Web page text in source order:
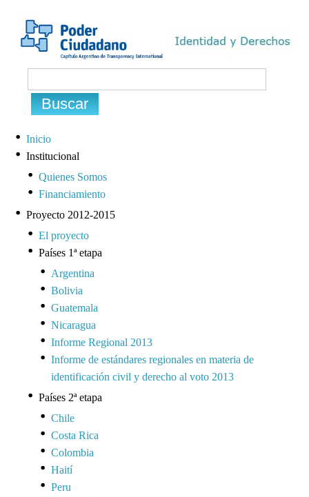
Inicio
Institucional
Quienes Somos
Financiamiento
Proyecto 2012-2015
El proyecto
Países 1ª etapa
Argentina
Bolivia
Guatemala
Nicaragua
Informe Regional 2013
Informe de estándares regionales en materia de
identificación civil y derecho al voto 2013
Países 2ª etapa
Chile
Costa Rica
Colombia
Haití
Peru